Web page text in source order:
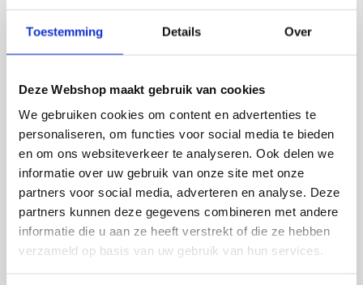
Toestemming Details Over
Deze Webshop maakt gebruik van cookies
We gebruiken cookies om content en advertenties te
personaliseren, om functies voor social media te bieden
en om ons websiteverkeer te analyseren. Ook delen we
informatie over uw gebruik van onze site met onze
partners voor social media, adverteren en analyse. Deze
partners kunnen deze gegevens combineren met andere
informatie die u aan ze heeft verstrekt of die ze hebben
verzameld op basis van uw gebruik van hun services.
Lees meer
Rian
Fijne site waar ik een mooie
lamp heb uitgekozen en
besteld. De volgende dag
werd deze al bezorgd. Super
netjes en veilig verpakt.
Anne
Het bestellen,
leveren verliep vlot en
volledig naar wens.
artikel is zeer mooi
veel sfeer, het is ook